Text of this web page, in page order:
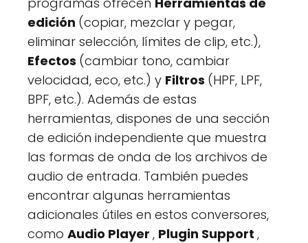
edición (copiar, mezclar y pegar,
eliminar selección, límites de clip, etc.),
Efectos (cambiar tono, cambiar
velocidad, eco, etc.) y Filtros (HPF, LPF,
BPF, etc.). Además de estas
herramientas, dispones de una sección
de edición independiente que muestra
las formas de onda de los archivos de
audio de entrada. También puedes
encontrar algunas herramientas
adicionales útiles en estos conversores,
como Audio Player , Plugin Support ,